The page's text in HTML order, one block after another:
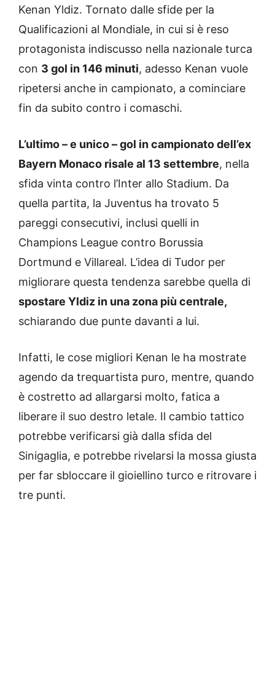
Kenan Yldiz. Tornato dalle sfide per la
Qualificazioni al Mondiale, in cui si è reso
protagonista indiscusso nella nazionale turca
con 3 gol in 146 minuti, adesso Kenan vuole
ripetersi anche in campionato, a cominciare
fin da subito contro i comaschi.
L’ultimo – e unico – gol in campionato dell’ex
Bayern Monaco risale al 13 settembre, nella
sfida vinta contro l’Inter allo Stadium. Da
quella partita, la Juventus ha trovato 5
pareggi consecutivi, inclusi quelli in
Champions League contro Borussia
Dortmund e Villareal. L’idea di Tudor per
migliorare questa tendenza sarebbe quella di
spostare Yldiz in una zona più centrale,
schiarando due punte davanti a lui.
Infatti, le cose migliori Kenan le ha mostrate
agendo da trequartista puro, mentre, quando
è costretto ad allargarsi molto, fatica a
liberare il suo destro letale. Il cambio tattico
potrebbe verificarsi già dalla sfida del
Sinigaglia, e potrebbe rivelarsi la mossa giusta
per far sbloccare il gioiellino turco e ritrovare i
tre punti.